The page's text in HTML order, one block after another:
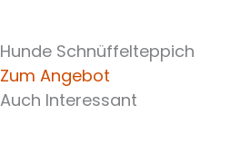
Hunde Schnüffelteppich
Zum Angebot
Auch Interessant